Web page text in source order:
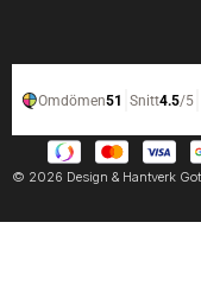
© 2026 Design & Hantverk